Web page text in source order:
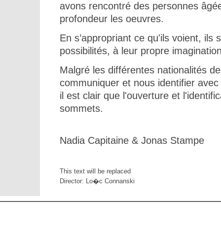
avons rencontré des personnes
profondeur les oeuvres.
En s’appropriant ce qu'ils voient,
possibilités, à leur propre
Malgré les différentes nationalités
communiquer et nous identifier
il est clair que l'ouverture et
sommets.
Nadia Capitaine & Jonas Stampe
This text will be replaced
Director: Lo�c Connanski